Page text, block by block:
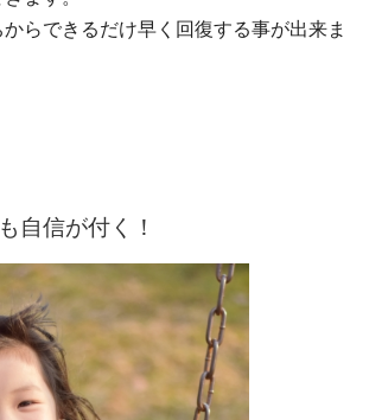
らできるだけ早く回復する事が出来ま
自信が付く！